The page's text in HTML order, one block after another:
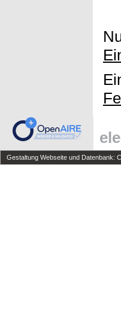
Gestaltung Webseite und Datenbank: